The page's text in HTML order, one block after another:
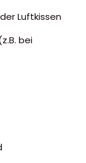
Luftkissen
bei